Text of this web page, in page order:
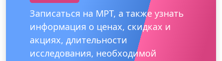
Записаться на МРТ, а также узнать
информация о ценах, скидках и
акциях, длительности
исследования, необходимой